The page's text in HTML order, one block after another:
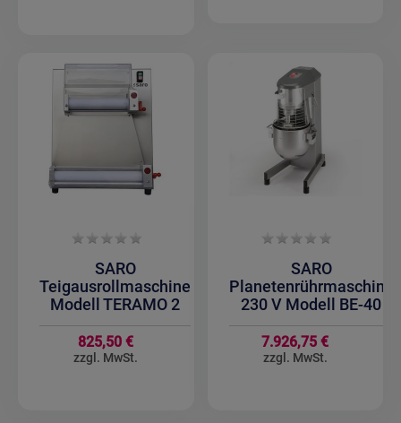
SARO
Teigausrollmaschine
Modell TERAMO 2
825,50 €
SARO
Planetenrührmaschine
230 V Modell BE-40
7.926,75 €